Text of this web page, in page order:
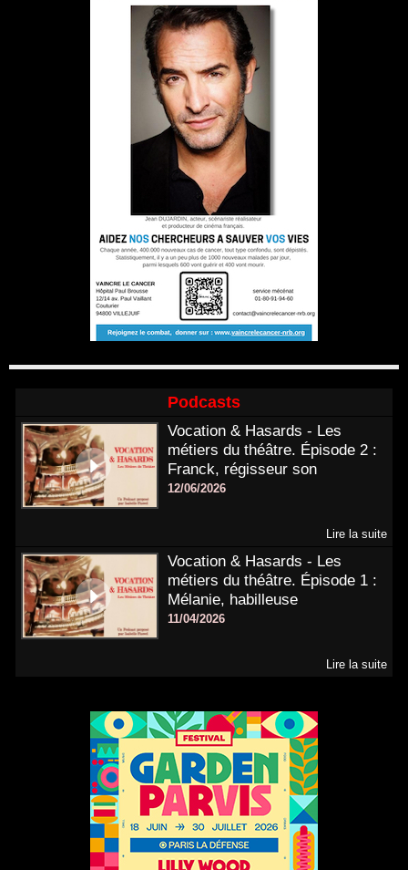
Podcasts
Vocation & Hasards - Les
métiers du théâtre. Épisode 2 :
Franck, régisseur son
12/06/2026
Lire la suite
Vocation & Hasards - Les
métiers du théâtre. Épisode 1 :
Mélanie, habilleuse
11/04/2026
Lire la suite